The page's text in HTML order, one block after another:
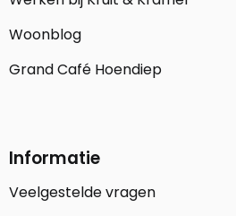
Woonblog
Grand Café Hoendiep
Informatie
Veelgestelde vragen